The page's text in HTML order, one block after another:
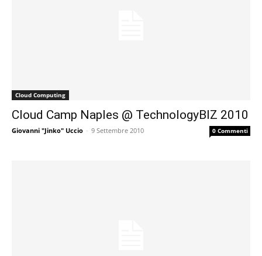
Cloud Computing
Cloud Camp Naples @ TechnologyBIZ 2010
Giovanni "Jinko" Uccio - 9 Settembre 2010 0 Commenti